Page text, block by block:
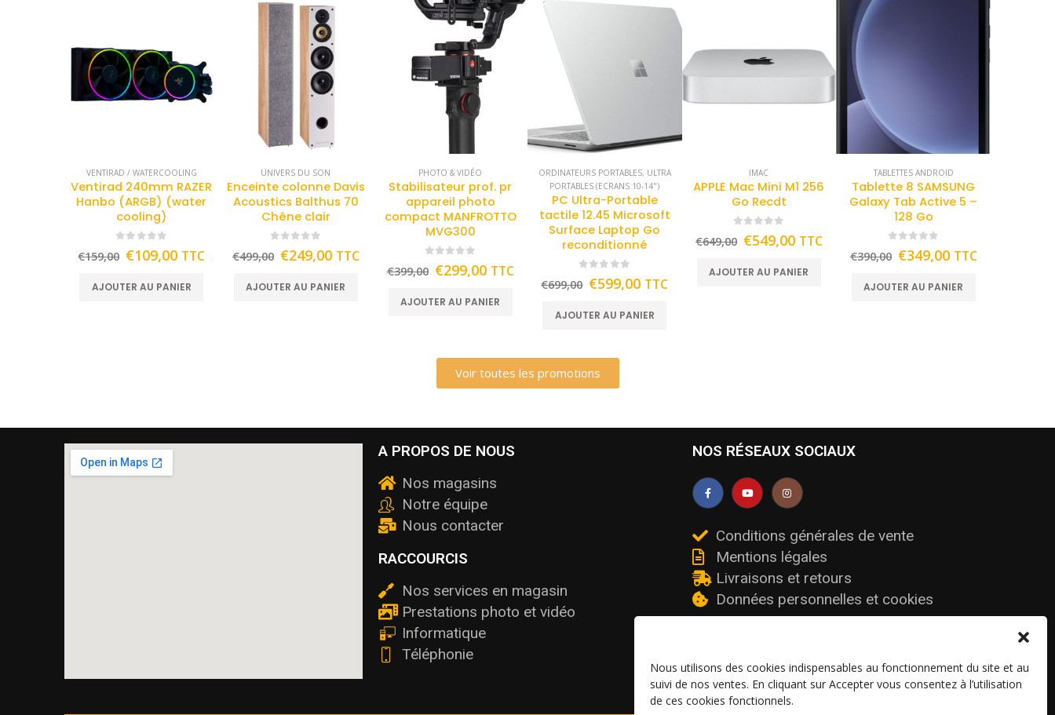
Nous utilisons des cookies indispensables au fonctionnement du site et au
suivi de nos ventes. En cliquant sur Accepter vous consentez à l’utilisation
de ces cookies fonctionnels.
VENTIRAD / WATERCOOLING
Ventirad 240mm RAZER
Hanbo (ARGB) (water
cooling)
€159,00 €109,00 TTC
AJOUTER AU PANIER
UNIVERS DU SON
Enceinte colonne Davis
Acoustics Balthus 70
Chêne clair
€499,00 €249,00 TTC
AJOUTER AU PANIER
PHOTO & VIDÉO
Stabilisateur prof. pr
appareil photo
compact MANFROTTO
MVG300
€399,00 €299,00 TTC
AJOUTER AU PANIER
ORDINATEURS PORTABLES, ULTRA
PORTABLES (ECRANS 10-14")
PC Ultra-Portable
tactile 12.45 Microsoft
Surface Laptop Go
reconditionné
€699,00 €599,00 TTC
AJOUTER AU PANIER
IMAC
APPLE Mac Mini M1 256
Go Recdt
€649,00 €549,00 TTC
AJOUTER AU PANIER
TABLETTES ANDROID
Tablette 8 SAMSUNG
Galaxy Tab Active 5 –
128 Go
€390,00 €349,00 TTC
AJOUTER AU PANIER
Voir toutes les promotions
A PROPOS DE NOUS
Nos magasins
Notre équipe
Nous contacter
RACCOURCIS
Nos services en magasin
Prestations photo et vidéo
Informatique
Téléphonie
NOS RÉSEAUX SOCIAUX
Conditions générales de vente
Mentions légales
Livraisons et retours
Données personnelles et cookies